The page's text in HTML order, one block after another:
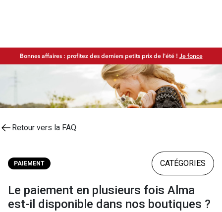
Bonnes affaires : profitez des derniers petits prix de l'été ! Je fonce
Retour vers la FAQ
PAIEMENT CATÉGORIES
Le paiement en plusieurs fois Alma
est-il disponible dans nos boutiques ?